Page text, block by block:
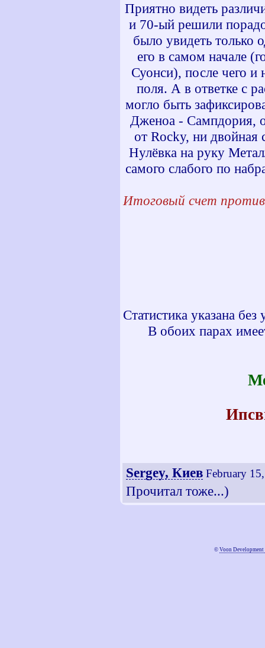
Приятно видеть
и 70-ый решили
было увидеть только
его в самом начале
Суонси), после чего и
поля. А в ответке с
могло быть
Дженоа - Сампдория,
от Rocky, ни двойная
Нулёвка на руку
самого слабого по
Итоговый счет
Статистика указана
В обоих парах
Sergey, Киев February
Прочитал тоже...)
© Voon Development